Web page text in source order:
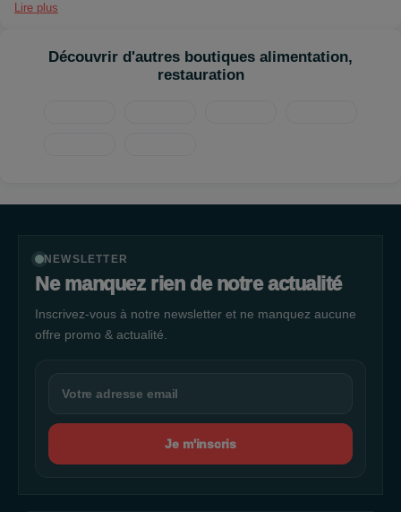
Lire plus
Découvrir d'autres boutiques alimentation,
restauration
NEWSLETTER
Ne manquez rien de notre actualité
Inscrivez-vous à notre newsletter et ne manquez aucune
offre promo & actualité.
Je m'inscris